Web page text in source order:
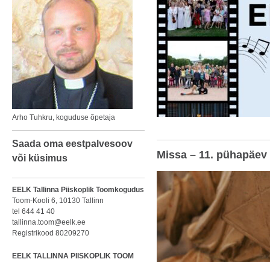
Arho Tuhkru, koguduse õpetaja
Saada oma eestpalvesoov
või küsimus
EELK Tallinna Piiskoplik Toomkogudus
Toom-Kooli 6, 10130 Tallinn
tel 644 41 40
tallinna.toom@eelk.ee
Registrikood 80209270
EELK TALLINNA PIISKOPLIK TOOM
Missa – 11.